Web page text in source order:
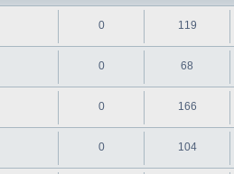
0 119
0 68
0 166
0 104